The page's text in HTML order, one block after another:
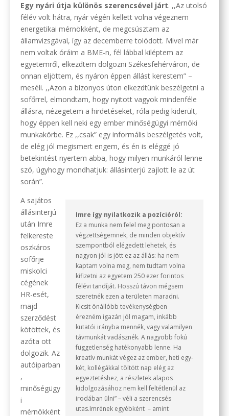
Egy nyári útja különös szerencsével járt. ,,Az utolsó
félév volt hátra, nyár végén kellett volna végeznem
energetikai mérnökként, de megcsúsztam az
államvizsgával, így az decemberre tolódott. Mivel már
nem voltak óráim a BME-n, fél lábbal kiléptem az
egyetemről, elkezdtem dolgozni Székesfehérváron, de
onnan eljöttem, és nyáron éppen állást kerestem” –
meséli. ,,Azon a bizonyos úton elkezdtünk beszélgetni a
sofőrrel, elmondtam, hogy nyitott vagyok mindenféle
állásra, nézegetem a hirdetéseket, róla pedig kiderült,
hogy éppen kell neki egy ember minőségügyi mérnöki
munkakörbe. Ez ,,csak” egy informális beszélgetés volt,
de elég jól megismert engem, és én is eléggé jó
betekintést nyertem abba, hogy milyen munkáról lenne
szó, úgyhogy mondhatjuk: állásinterjú zajlott le az út
során”.
Imre így nyilatkozik a pozícióról:
Ez a munka nem felel meg pontosan a
végzettségemnek, de minden objektív
szempontból elégedett lehetek, és
nagyon jól is jött ez az állás: ha nem
kaptam volna meg, nem tudtam volna
kifizetni az egyetem 250 ezer forintos
félévi tandíját. Hosszú távon mégsem
szeretnék ezen a területen maradni.
Kicsit önállóbb tevékenységben
érezném igazán jól magam, inkább
kutatói irányba mennék, vagy valamilyen
távmunkát vadásznék. A nagyobb fokú
függetlenség hatékonyabb lenne. Ha
kreatív munkát végez az ember, heti egy-
két, kollégákkal töltött nap elég az
egyeztetéshez, a részletek alapos
kidolgozásához nem kell feltétlenül az
irodában ülni” – véli a szerencsés
utas.Imrének egyébként – amint
A sajátos
állásinterjú
után Imre
felkereste
oszkáros
sofőrje
miskolci
cégének
HR-esét,
majd
szerződést
kötöttek, és
azóta ott
dolgozik. Az
autóiparban
,
minőségügy
i
mérnökként